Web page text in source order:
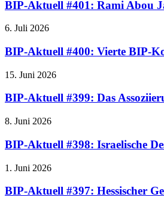
BIP-Aktuell #401: Rami Abou
6. Juli 2026
BIP-Aktuell #400: Vierte BIP-
15. Juni 2026
BIP-Aktuell #399: Das
8. Juni 2026
BIP-Aktuell #398: Israelische
1. Juni 2026
BIP-Aktuell #397: Hessischer